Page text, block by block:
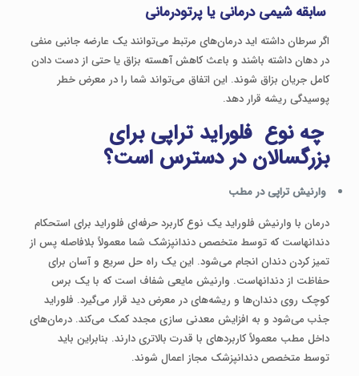
سابقه شیمی درمانی یا پرتودرمانی
اگر سرطان داشته اید درمان‌های مرتبط می‌توانند یک عارضه جانبی منفی
در دهان داشته باشند و باعث کاهش آهسته بزاق یا حتی از دست دادن
کامل جریان بزاق ‌شوند. این اتفاق می‌تواند شما را در معرض خطر
پوسیدگی ریشه قرار دهد.
چه نوع فلوراید تراپی برای
بزرگسالان در دسترس است؟
وارنیش تراپی در مطب
درمان با وارنیش فلوراید یک نوع کاربرد حرفه‌ای فلوراید برای استحکام
دندانهاست که توسط متخصص دندانپزشک شما معمولاً بلافاصله پس ‌از
تمیز کردن دندان انجام می‌شود. این یک راه حل سریع و آسان برای
حفاظت از دندانهاست. وارنیش مایعی شفاف است که با یک برس
کوچک روی دندان‌ها و ریشه‌های در معرض دید قرار می‌گیرد. فلوراید
جذب می‌شود و به افزایش معدنی سازی مجدد کمک می‌کند. درمان‌های
داخل مطب معمولاً کاربردهای با قدرت بالاتری دارند. بنابراین باید
توسط متخصص دندانپزشک مجاز اعمال شوند.